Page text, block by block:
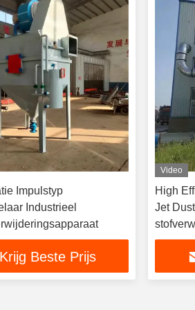
Impulstyp
Industrieel
Krijg Beste Prijs
Video
High
Jet